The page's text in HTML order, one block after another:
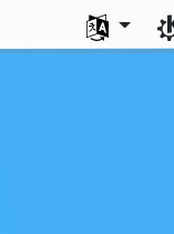
Zvolte svůj